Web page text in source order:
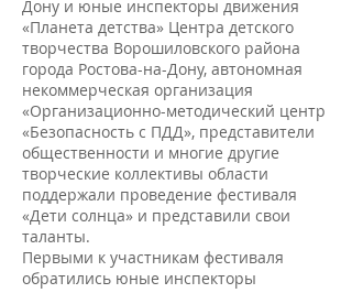
Дону и юные инспекторы движения
«Планета детства» Центра детского
творчества Ворошиловского района
города Ростова-на-Дону, автономная
некоммерческая организация
«Организационно-методический центр
«Безопасность с ПДД», представители
общественности и многие другие
творческие коллективы области
поддержали проведение фестиваля
«Дети солнца» и представили свои
таланты.
Первыми к участникам фестиваля
обратились юные инспекторы